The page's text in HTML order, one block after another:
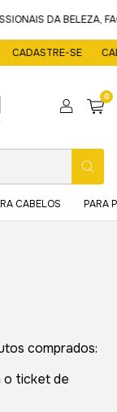
DA BELEZA,
CADASTRE-SE
0
CABELOS PARA
comprados:
o ticket de